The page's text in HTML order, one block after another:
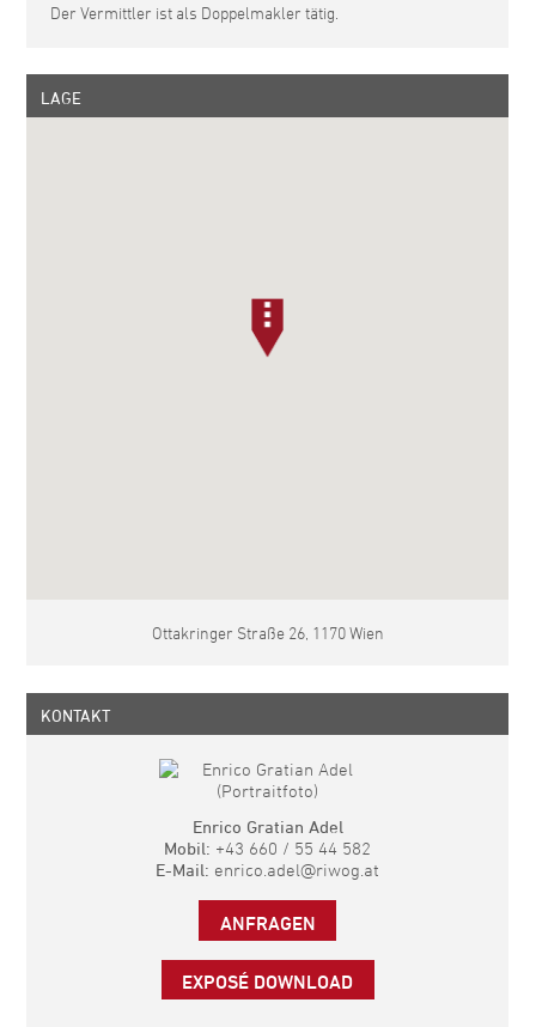
Der Vermittler ist als Doppelmakler tätig.
LAGE
Ottakringer Straße 26, 1170 Wien
KONTAKT
Enrico Gratian Adel
Mobil: +43 660 / 55 44 582
E-Mail: enrico.adel@riwog.at
ANFRAGEN
EXPOSÉ DOWNLOAD